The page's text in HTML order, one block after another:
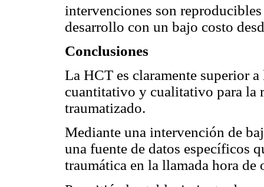
intervenciones son
desarrollo con un bajo costo
Conclusiones
La HCT es claramente superior
cuantitativo y cualitativo para la
traumatizado.
Mediante una intervención de
una fuente de datos específicos
traumática en la llamada hora de